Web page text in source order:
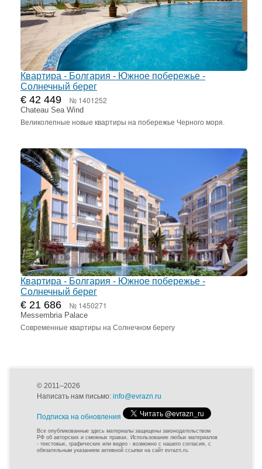
Квартира - Болгария - Южное побережье -
Солнечный берег
€ 42 449 № 1401252
Chateau Sea Wind
Великолепные новые квартиры на побережье Черного моря.
Квартира - Болгария - Южное побережье -
Солнечный берег
€ 21 686 № 1450271
Messembria Palace
Современные квартиры на Солнечном берегу
© 2011–2026
Написать нам письмо: info@evrazn.ru
Подписка на обновления
Все опубликованные здесь материалы защищены законодательством
РФ об авторских и смежных правах. Использование любых материалов
- текстовых, графических или видео - возможно с нашего согласия, с
обязательным указанием активной ссылки на сайт evrazn.ru.